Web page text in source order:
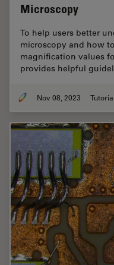
Microscopy
To help users better
microscopy and how
magnification values
provides helpful
Nov 08, 2023 Tutorial